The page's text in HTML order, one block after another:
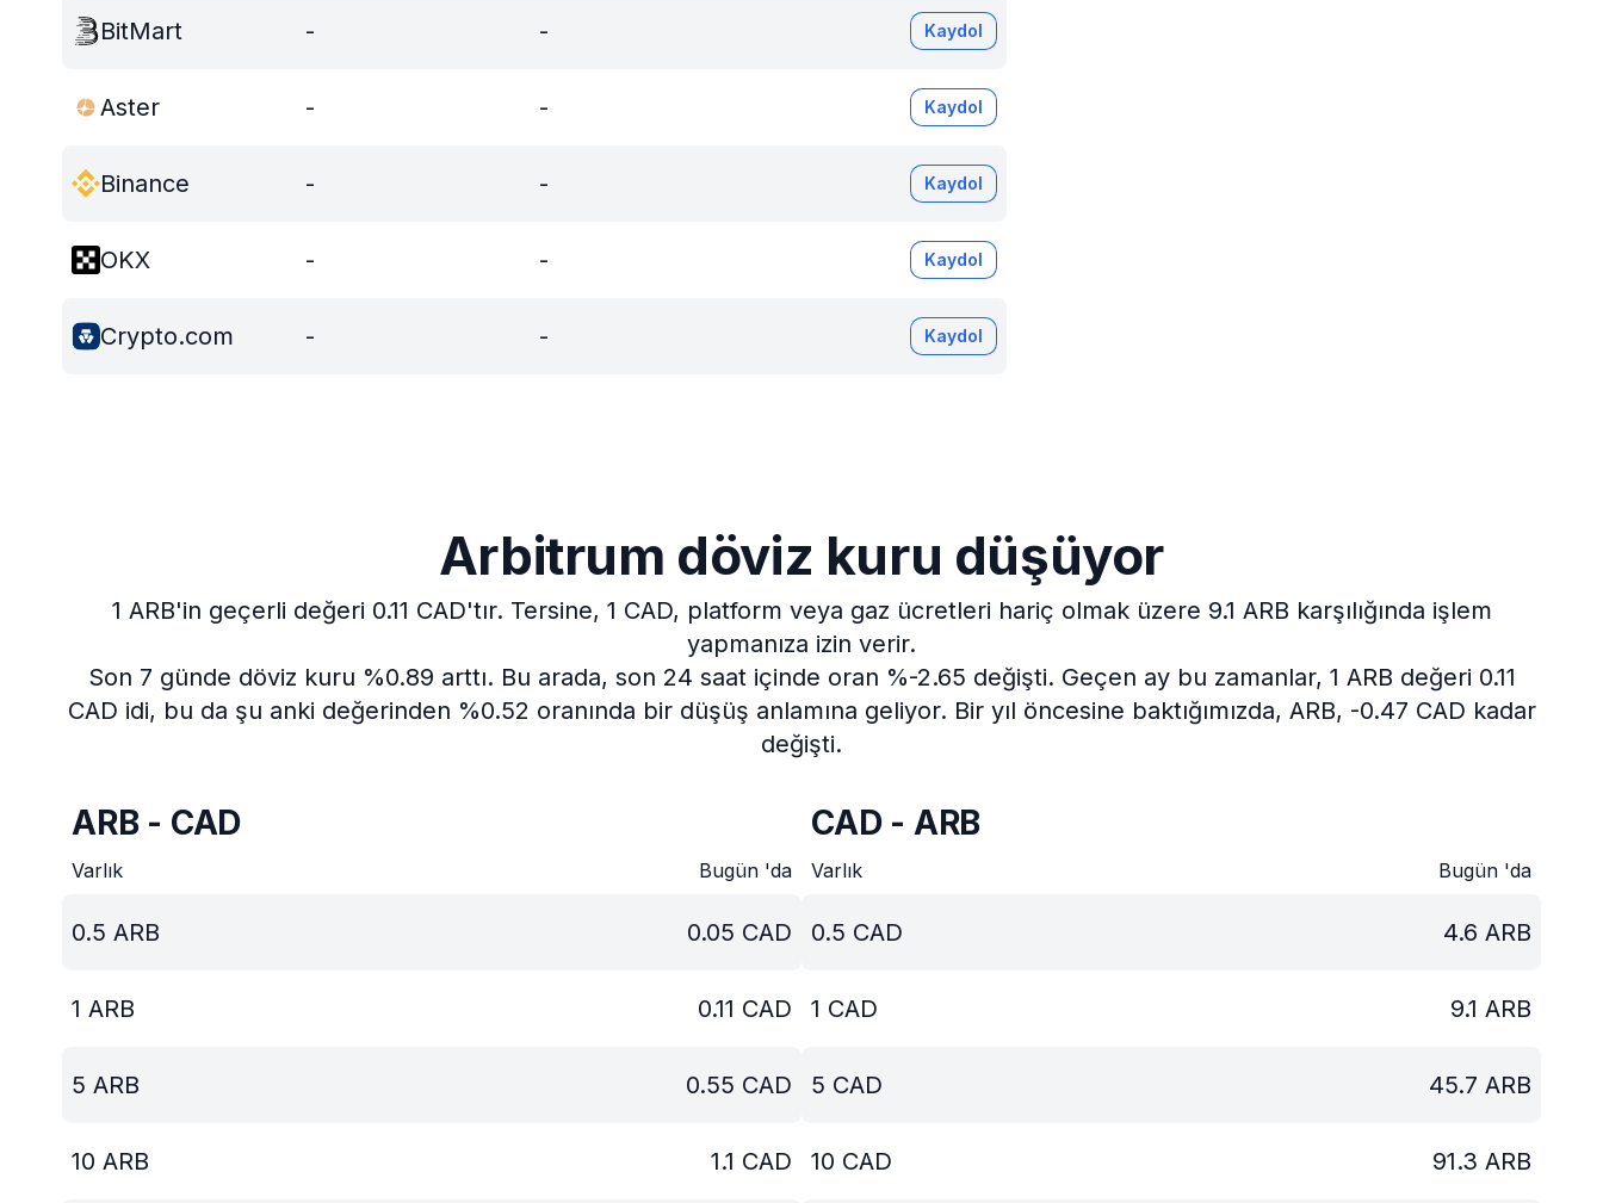
BitMart - - Kaydol
Aster - - Kaydol
Binance - - Kaydol
OKX - - Kaydol
Crypto.com - - Kaydol
Arbitrum döviz kuru düşüyor
1 ARB'in geçerli değeri 0.11 CAD'tır. Tersine, 1 CAD, platform veya gaz ücretleri hariç olmak üzere 9.1 ARB karşılığında işlem
yapmanıza izin verir.
Son 7 günde döviz kuru %0.89 arttı. Bu arada, son 24 saat içinde oran %-2.65 değişti. Geçen ay bu zamanlar, 1 ARB değeri 0.11
CAD idi, bu da şu anki değerinden %0.52 oranında bir düşüş anlamına geliyor. Bir yıl öncesine baktığımızda, ARB, -0.47 CAD kadar
değişti.
ARB - CAD
Varlık Bugün 'da
0.5 ARB 0.05 CAD
1 ARB 0.11 CAD
5 ARB 0.55 CAD
10 ARB 1.1 CAD
CAD - ARB
Varlık Bugün 'da
0.5 CAD 4.6 ARB
1 CAD 9.1 ARB
5 CAD 45.7 ARB
10 CAD 91.3 ARB